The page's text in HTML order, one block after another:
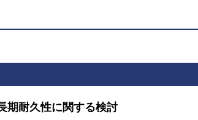
期耐久性に関する検討